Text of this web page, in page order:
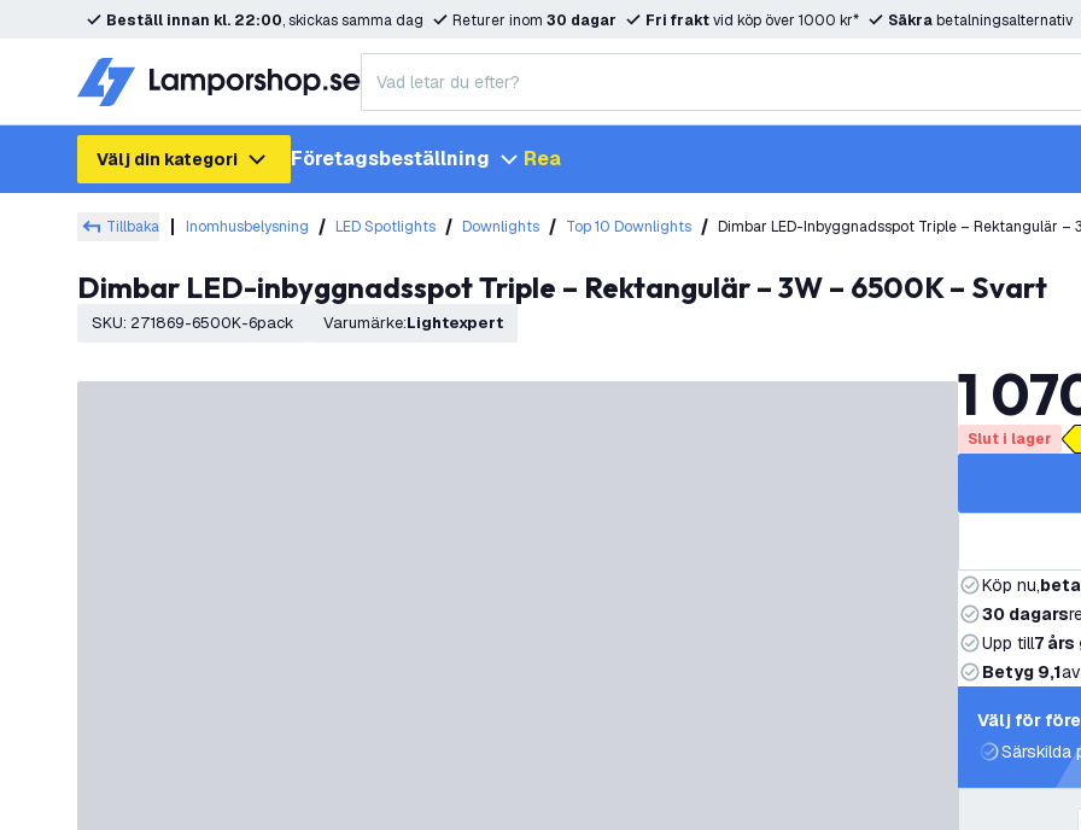
Beställ innan kl. 22:00, skickas samma dag Returer inom 30 dagar Fri fraktvid köp över 1000 kr* Säkrabetalningsalternativ
Välj din kategori Företagsbeställning Rea
Tillbaka Inomhusbelysning LED Spotlights Downlights Top 10 Downlights Dimbar LED-Inbyggnadsspot Triple – Rektangulär –
Dimbar LED-inbyggnadsspot Triple – Rektangulär – 3W – 6500K – Svart
SKU: 271869-6500K-6pack Varumärke: Lightexpert
1
Slut i lager
Köp nu,
30 dagars
Upp till7
Betyg 9,1av
Välj för
Särskilda